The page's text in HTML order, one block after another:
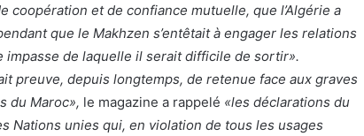
coopération et de confiance mutuelle, que l’Algérie a
que le Makhzen s’entêtait à engager les relations
impasse de laquelle il serait difficile de sortir».
preuve, depuis longtemps, de retenue face aux graves
du Maroc», le magazine a rappelé «les déclarations du
Nations unies qui, en violation de tous les usages